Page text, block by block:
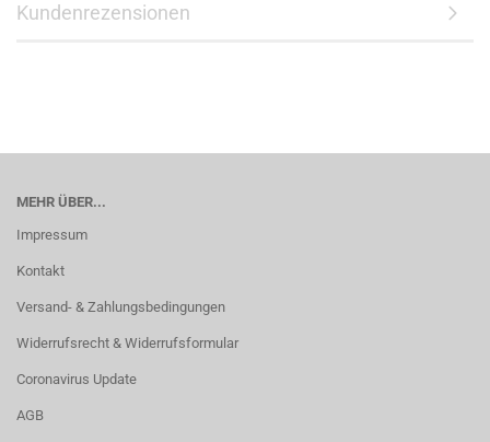
Kundenrezensionen
MEHR ÜBER...
Impressum
Kontakt
Versand- & Zahlungsbedingungen
Widerrufsrecht & Widerrufsformular
Coronavirus Update
AGB